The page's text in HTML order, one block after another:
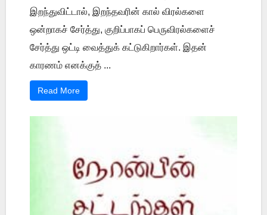
இறந்துவிட்டால், இறந்தவரின் கால் விரல்களை
ஒன்றாகச் சேர்த்து, குறிப்பாகப் பெருவிரல்களைச்
சேர்த்து ஒட்டி வைத்துக் கட்டுகிறார்கள். இதன்
காரணம் எனக்குத் ...
Read More